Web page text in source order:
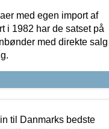
med egen import af
i 1982 har de satset på
med direkte salg
til Danmarks bedste